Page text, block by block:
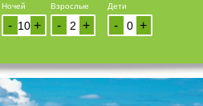
Ночей
+
-
Взрослые
+
-
Дети
+
-